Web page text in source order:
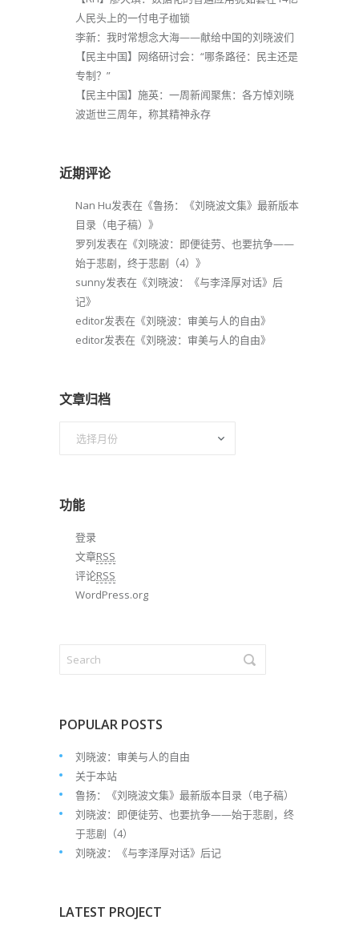
人民头上的一付电子枷锁
李新：我时常想念大海——献给中国的刘晓波们
【民主中国】网络研讨会：“哪条路径：民主还是
专制？”
【民主中国】施英：一周新闻聚焦：各方悼刘晓
波逝世三周年，称其精神永存
近期评论
Nan Hu发表在《鲁扬：《刘晓波文集》最新版本
目录（电子稿） 》
罗列发表在《刘晓波：即便徒劳、也要抗争——
始于悲剧，终于悲剧（4） 》
sunny发表在《刘晓波：《与李泽厚对话》后
记》
editor发表在《刘晓波：审美与人的自由》
editor发表在《刘晓波：审美与人的自由》
文章归档
功能
登录
文章RSS
评论RSS
WordPress.org
POPULAR POSTS
刘晓波：审美与人的自由
关于本站
鲁扬：《刘晓波文集》最新版本目录（电子稿）
刘晓波：即便徒劳、也要抗争——始于悲剧，终
于悲剧（4）
刘晓波：《与李泽厚对话》后记
LATEST PROJECT